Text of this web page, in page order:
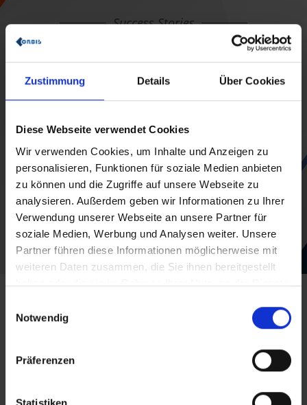
Zustimmung Details Über Cookies
Diese Webseite verwendet Cookies
Wir verwenden Cookies, um Inhalte und Anzeigen zu
personalisieren, Funktionen für soziale Medien anbieten
zu können und die Zugriffe auf unsere Webseite zu
analysieren. Außerdem geben wir Informationen zu Ihrer
Verwendung unserer Webseite an unsere Partner für
soziale Medien, Werbung und Analysen weiter. Unsere
Partner führen diese Informationen möglicherweise mit
weiteren Daten zusammen, die Sie ihnen bereitgestellt
haben oder die sie im Rahmen Ihrer Nutzung der Dienste
Notwendig
Präferenzen
Success Stories
ROTH INDUSTRIES: ZÜGIGER UND
SICHERER UMSTIEG AUF SAP
S/4HANA DURCH LEAN
CONVERSION
mehr erfahren
Unser SAP S/4HANA Migration Guide – mit
diesen vier Schritten machen wir die
Nachdem wir gemeinsam den
für eine sichere Datenmigration.